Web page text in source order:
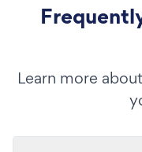
Learn more